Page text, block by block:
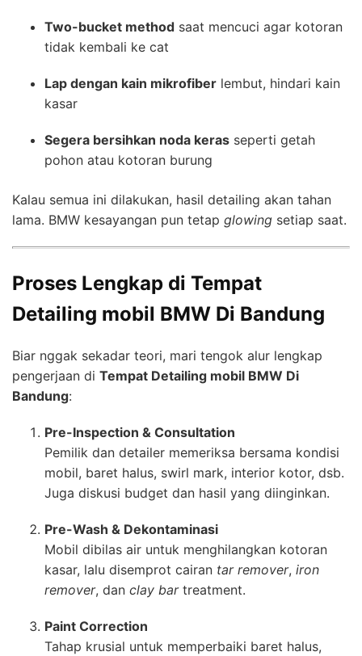
Two-bucket method saat mencuci agar kotoran
tidak kembali ke cat
Lap dengan kain mikrofiber lembut, hindari kain
kasar
Segera bersihkan noda keras seperti getah
pohon atau kotoran burung
Kalau semua ini dilakukan, hasil detailing akan tahan
lama. BMW kesayangan pun tetap glowing setiap saat.
Proses Lengkap di Tempat
Detailing mobil BMW Di Bandung
Biar nggak sekadar teori, mari tengok alur lengkap
pengerjaan di Tempat Detailing mobil BMW Di
Bandung:
Pre-Inspection & Consultation
Pemilik dan detailer memeriksa bersama kondisi
mobil, baret halus, swirl mark, interior kotor, dsb.
Juga diskusi budget dan hasil yang diinginkan.
Pre-Wash & Dekontaminasi
Mobil dibilas air untuk menghilangkan kotoran
kasar, lalu disemprot cairan tar remover, iron
remover, dan clay bartreatment.
Paint Correction
Tahap krusial untuk memperbaiki baret halus,